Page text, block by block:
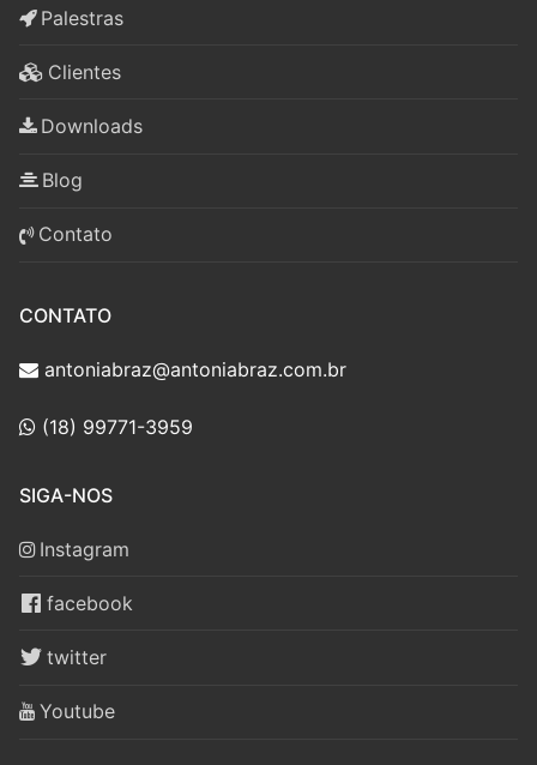
Palestras
Clientes
Downloads
Blog
Contato
CONTATO
antoniabraz@antoniabraz.com.br
(18) 99771-3959
SIGA-NOS
Instagram
facebook
twitter
Youtube